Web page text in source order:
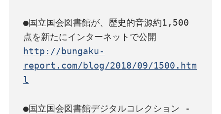
●国立国会図書館が、歴史的音源約1,500
http://bungaku-
report.com/blog/2018/09/1500.htm
l
●国立国会図書館デジタルコレクション -